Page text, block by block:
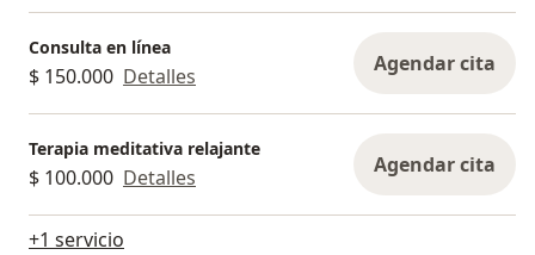
Consulta en línea
$ 150.000 Detalles Agendar cita
Terapia meditativa relajante
$ 100.000 Detalles Agendar cita
+1 servicio